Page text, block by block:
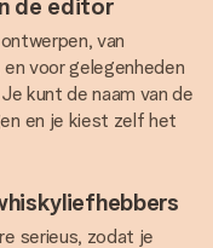
de editor
van
voor gelegenheden
kunt de naam van de
en je kiest zelf het
serieus, zodat je